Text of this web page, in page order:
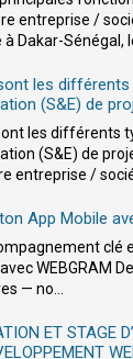
entreprise /
Dakar-Sénégal,
les
(S&E) de
les différents
(S&E) de
entreprise /
App Mobile
clé
WEBGRAM
— no...
ET STAGE